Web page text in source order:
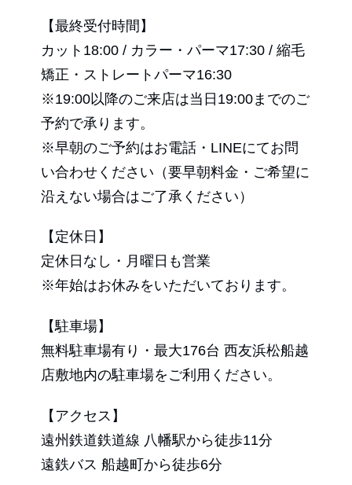
【最終受付時間】
カット18:00 / カラー・パーマ17:30 / 縮毛
矯正・ストレートパーマ16:30
※19:00以降のご来店は当日19:00までのご
予約で承ります。
※早朝のご予約はお電話・LINEにてお問
い合わせください（要早朝料金・ご希望に
沿えない場合はご了承ください）
【定休日】
定休日なし・月曜日も営業
※年始はお休みをいただいております。
【駐車場】
無料駐車場有り・最大176台 西友浜松船越
店敷地内の駐車場をご利用ください。
【アクセス】
遠州鉄道鉄道線 八幡駅から徒歩11分
遠鉄バス 船越町から徒歩6分